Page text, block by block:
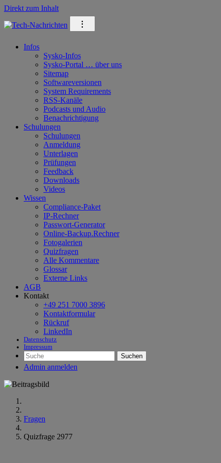
Direkt zum Inhalt
⁝
Infos
Sysko-Infos
Sysko-Portal … über uns
Sitemap
Softwareversionen
System Requirements
RSS-Kanäle
Podcasts und Audio
Benachrichtigung
Schulungen
Schulungen
Anmeldung
Unterlagen
Prüfungen
Feedback
Downloads
Videos
Wissen
Compliance-Paket
IP-Rechner
Passwort-Generator
Online-Backup.Rechner
Fotogalerien
Quizfragen
Alle Kommentare
Glossar
Externe Links
AGB
Kontakt
+49 251 7000 3896
Kontaktformular
Rückruf
LinkedIn
Datenschutz
Impressum
Suchen
Admin anmelden
Fragen
Quizfrage 2977